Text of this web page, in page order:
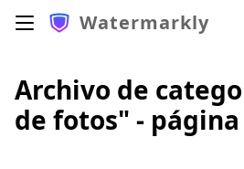
Watermarkly
Archivo de
de fotos" - página